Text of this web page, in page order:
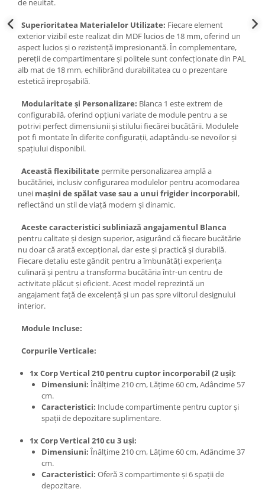
de neuitat.
Superioritatea Materialelor Utilizate: Fiecare element
exterior vizibil este realizat din MDF lucios de 18 mm, oferind un
aspect lucios și o rezistență impresionantă. În complementare,
pereții de compartimentare și politele sunt confecționate din PAL
alb mat de 18 mm, echilibrând durabilitatea cu o prezentare
estetică ireproșabilă.
Modularitate și Personalizare: Blanca 1 este extrem de
configurabilă, oferind opțiuni variate de module pentru a se
potrivi perfect dimensiunii și stilului fiecărei bucătării. Modulele
pot fi montate în diferite configurații, adaptându-se nevoilor și
spațiului disponibil.
Această flexibilitate permite personalizarea amplă a
bucătăriei, inclusiv configurarea modulelor pentru acomodarea
unei mașini de spălat vase sau a unui frigider incorporabil,
reflectând un stil de viață modern și dinamic.
Aceste caracteristici subliniază angajamentul Blanca
pentru calitate și design superior, asigurând că fiecare bucătărie
nu doar că arată excepțional, dar este și practică și durabilă.
Fiecare detaliu este gândit pentru a îmbunătăți experiența
culinară și pentru a transforma bucătăria într-un centru de
activitate plăcut și eficient. Acest model reprezintă un
angajament față de excelență și un pas spre viitorul designului
interior.
Module Incluse:
Corpurile Verticale:
1x Corp Vertical 210 pentru cuptor incorporabil (2 uși):
Dimensiuni: Înălțime 210 cm, Lățime 60 cm, Adâncime 57
cm.
Caracteristici: Include compartimente pentru cuptor și
spații de depozitare suplimentare.
1x Corp Vertical 210 cu 3 uși:
Dimensiuni: Înălțime 210 cm, Lățime 60 cm, Adâncime 37
cm.
Caracteristici: Oferă 3 compartimente și 6 spații de
depozitare.